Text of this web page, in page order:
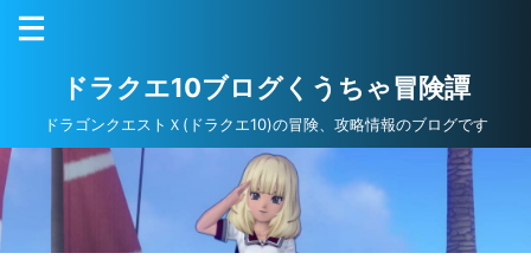
ドラクエ10ブログくうちゃ冒険譚
ドラゴンクエストＸ(ドラクエ10)の冒険、攻略情報のブログです